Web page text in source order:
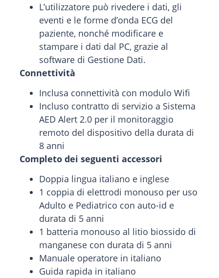
L’utilizzatore può rivedere i dati, gli
eventi e le forme d’onda ECG del
paziente, nonché modificare e
stampare i dati dal PC, grazie al
software di Gestione Dati.
Connettività
Inclusa connettività con modulo Wifi
Incluso contratto di servizio a Sistema
AED Alert 2.0 per il monitoraggio
remoto del dispositivo della durata di
8 anni
Completo dei seguenti accessori
Doppia lingua italiano e inglese
1 coppia di elettrodi monouso per uso
Adulto e Pediatrico con auto-id e
durata di 5 anni
1 batteria monouso al litio biossido di
manganese con durata di 5 anni
Manuale operatore in italiano
Guida rapida in italiano